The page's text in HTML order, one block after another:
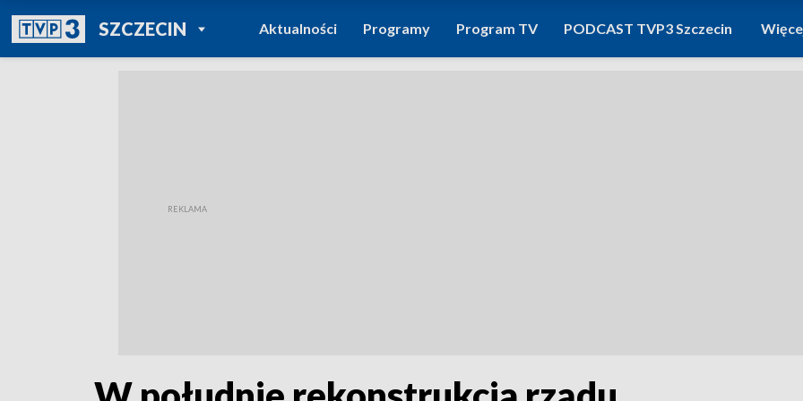
SZCZECINPOWRÓT DO
TVP REGIONY
Aktualności Programy Program TV PODCAST TVP3 Szczecin